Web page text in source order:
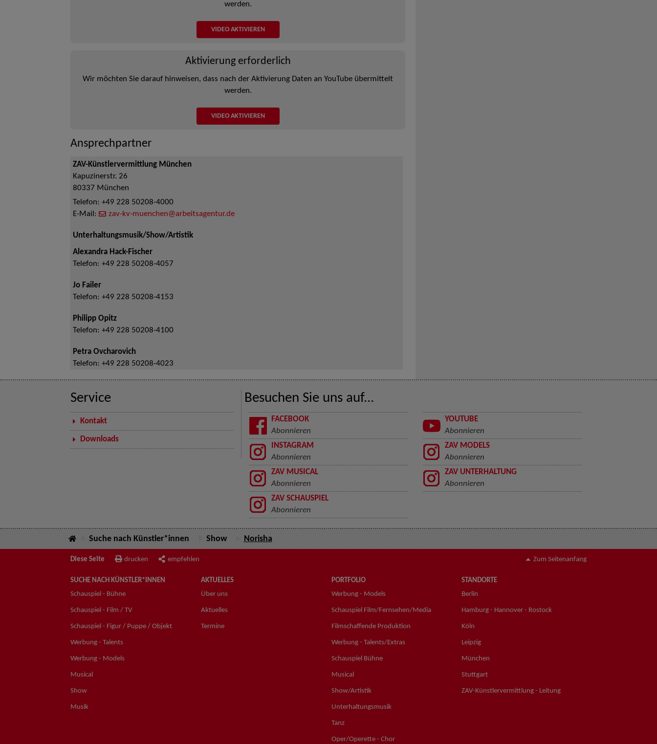
werden.
VIDEO AKTIVIEREN
Aktivierung erforderlich
Wir möchten Sie darauf hinweisen, dass nach der Aktivierung Daten an YouTube übermittelt
werden.
VIDEO AKTIVIEREN
Ansprechpartner
ZAV-Künstlervermittlung München
Kapuzinerstr. 26
80337 München
Telefon: +49 228 50208-4000
E-Mail:
zav-kv-muenchen@arbeitsagentur.de
Unterhaltungsmusik/Show/Artistik
Alexandra Hack-Fischer
Telefon: +49 228 50208-4057
Jo Failer
Telefon: +49 228 50208-4153
Philipp Opitz
Telefon: +49 228 50208-4100
Petra Ovcharovich
Telefon: +49 228 50208-4023
Service
Kontakt
Downloads
Besuchen Sie uns auf...
FACEBOOK
Abonnieren
YOUTUBE
Abonnieren
INSTAGRAM
Abonnieren
ZAV MODELS
Abonnieren
ZAV MUSICAL
Abonnieren
ZAV UNTERHALTUNG
Abonnieren
ZAV SCHAUSPIEL
Abonnieren
Suche nach Künstler*innen Show Norisha
Diese Seite drucken empfehlen Zum Seitenanfang
SUCHE NACH KÜNSTLER*INNEN
Schauspiel - Bühne
Schauspiel - Film / TV
Schauspiel - Figur / Puppe / Objekt
Werbung - Talents
Werbung - Models
Musical
Show
Musik
AKTUELLES
Über uns
Aktuelles
Termine
PORTFOLIO
Werbung - Models
Schauspiel Film/Fernsehen/Media
Filmschaffende Produktion
Werbung - Talents/Extras
Schauspiel Bühne
Musical
Show/Artistik
Unterhaltungsmusik
Tanz
Oper/Operette - Chor
STANDORTE
Berlin
Hamburg - Hannover - Rostock
Köln
Leipzig
München
Stuttgart
ZAV-Künstlervermittlung - Leitung